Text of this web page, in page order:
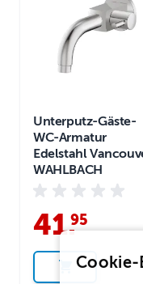
Unterputz-Gäste-
WC-Armatur
Edelstahl
WAHLBACH
41.95
Cookie-